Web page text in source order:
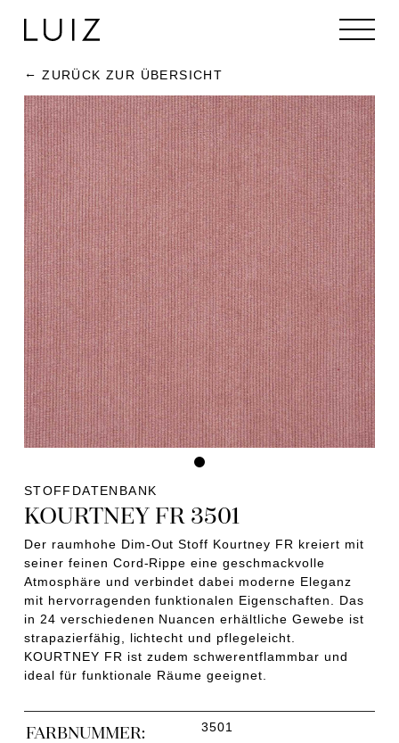
ZURÜCK ZUR ÜBERSICHT
STOFFDATENBANK
KOURTNEY FR 3501
Der raumhohe Dim-Out Stoff Kourtney FR kreiert mit
seiner feinen Cord-Rippe eine geschmackvolle
Atmosphäre und verbindet dabei moderne Eleganz
mit hervorragenden funktionalen Eigenschaften. Das
in 24 verschiedenen Nuancen erhältliche Gewebe ist
strapazierfähig, lichtecht und pflegeleicht.
KOURTNEY FR ist zudem schwerentflammbar und
ideal für funktionale Räume geeignet.
FARBNUMMER: 3501